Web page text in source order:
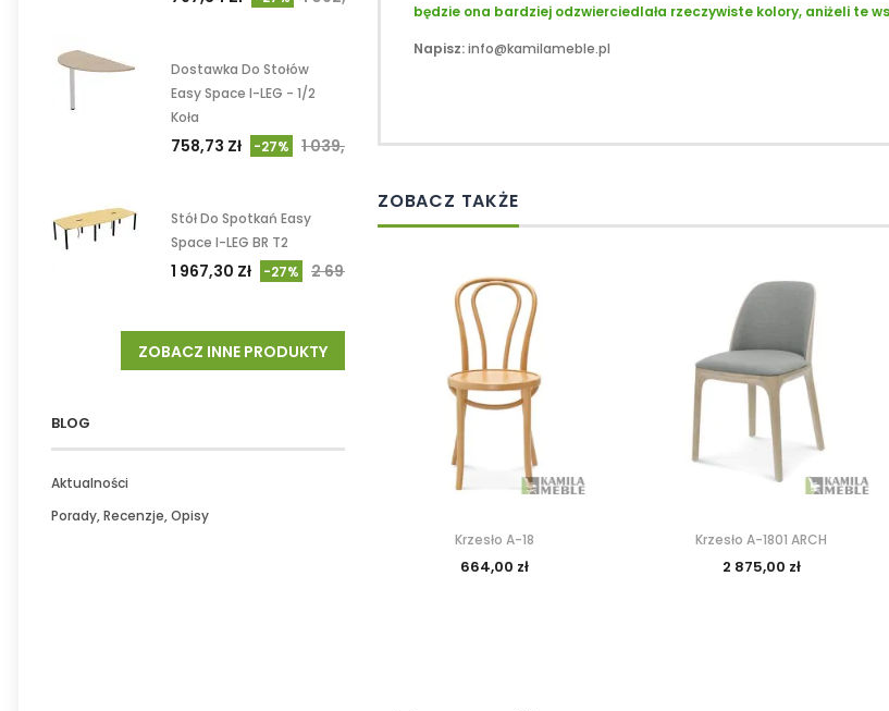
Dostawka Do Stołów
Easy Space I-LEG - 1/2
Koła
758,73 Zł -27% 1 039,35 Zł
Stół Do Spotkań Easy
Space I-LEG BR T2
1 967,30 Zł -27% 2 694,93 Zł
ZOBACZ INNE PRODUKTY
BLOG
Aktualności
Porady, Recenzje, Opisy
będzie ona bardziej odzwierciedlała rzeczywiste kolory, aniżeli te
Napisz:info@kamilameble.pl
ZOBACZ TAKŻE
Krzesło A-18
664,00 zł
Krzesło A-1801 ARCH
2 875,00 zł